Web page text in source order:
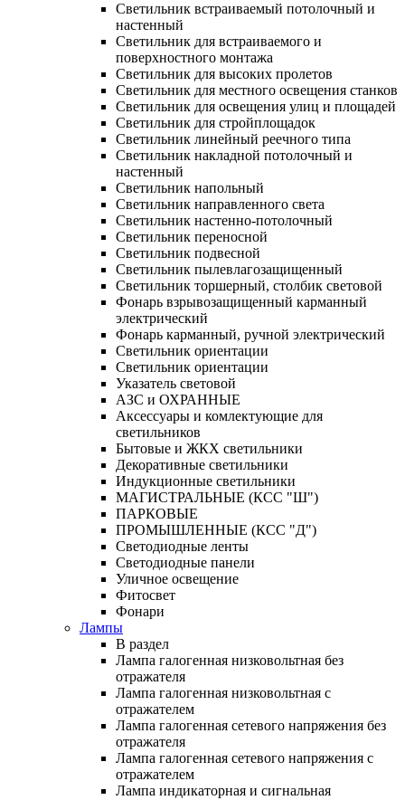
Светильник встраиваемый потолочный и
настенный
Светильник для встраиваемого и
поверхностного монтажа
Светильник для высоких пролетов
Светильник для местного освещения станков
Светильник для освещения улиц и площадей
Светильник для стройплощадок
Светильник линейный реечного типа
Светильник накладной потолочный и
настенный
Светильник напольный
Светильник направленного света
Светильник настенно-потолочный
Светильник переносной
Светильник подвесной
Светильник пылевлагозащищенный
Светильник торшерный, столбик световой
Фонарь взрывозащищенный карманный
электрический
Фонарь карманный, ручной электрический
Светильник ориентации
Светильник ориентации
Указатель световой
АЗС и ОХРАННЫЕ
Аксессуары и комлектующие для
светильников
Бытовые и ЖКХ светильники
Декоративные светильники
Индукционные светильники
МАГИСТРАЛЬНЫЕ (КСС "Ш")
ПАРКОВЫЕ
ПРОМЫШЛЕННЫЕ (КСС "Д")
Светодиодные ленты
Светодиодные панели
Уличное освещение
Фитосвет
Фонари
Лампы
В раздел
Лампа галогенная низковольтная без
отражателя
Лампа галогенная низковольтная с
отражателем
Лампа галогенная сетевого напряжения без
отражателя
Лампа галогенная сетевого напряжения с
отражателем
Лампа индикаторная и сигнальная